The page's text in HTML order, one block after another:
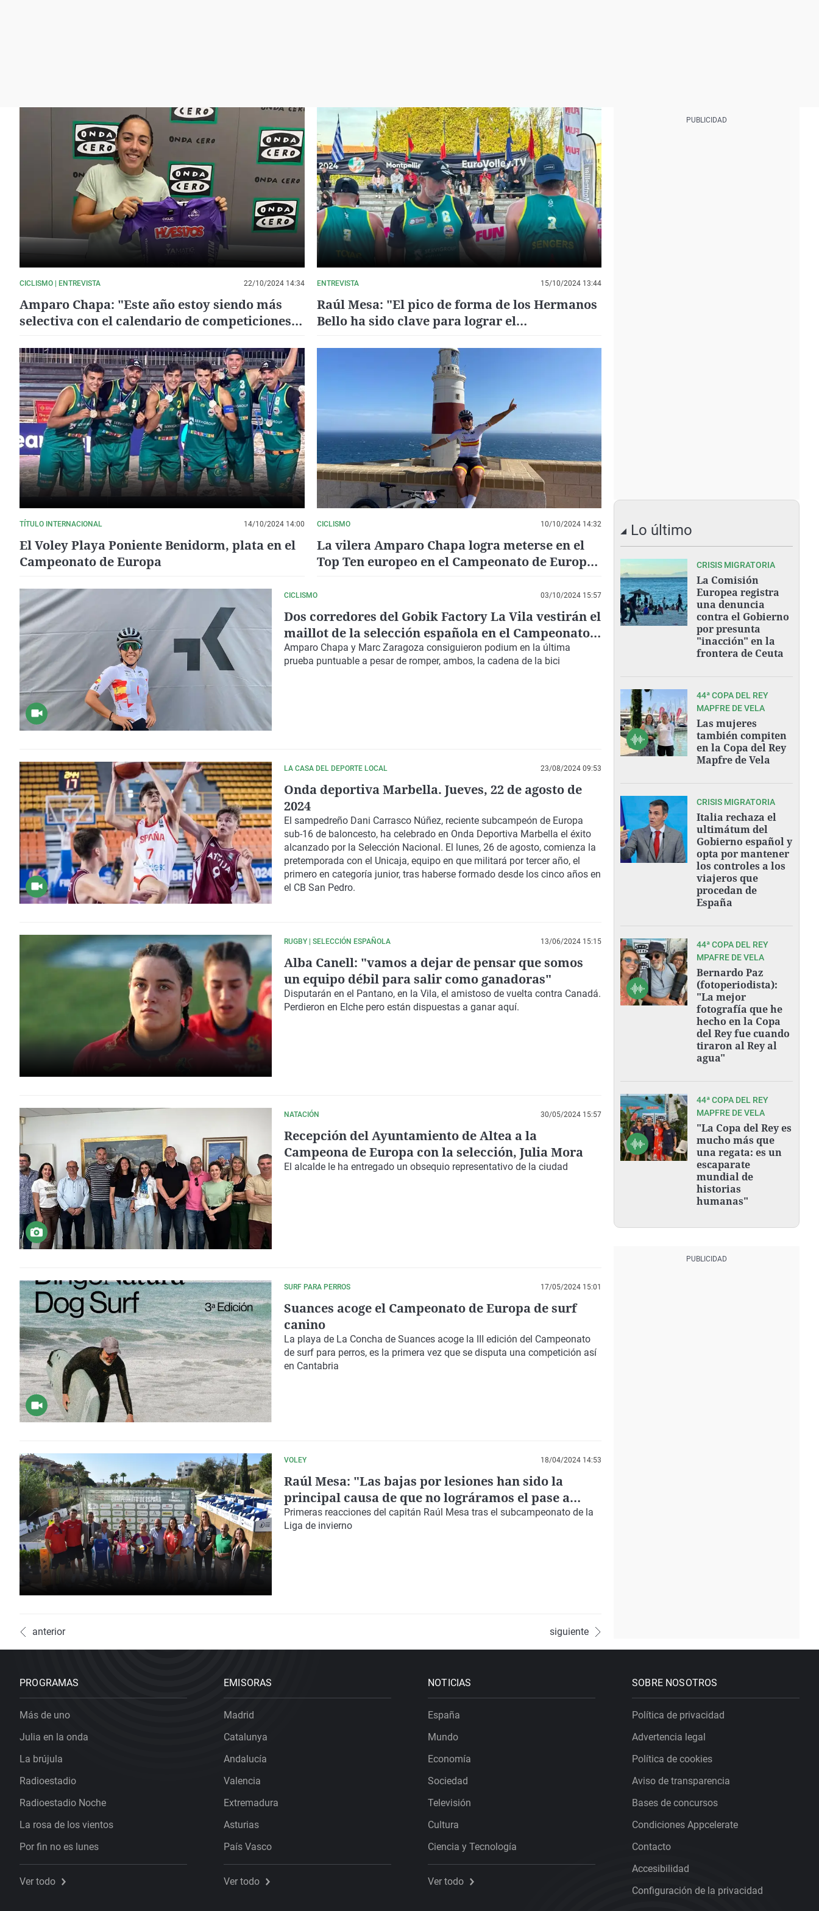
CICLISMO | ENTREVISTA 22/10/2024 14:34
Amparo Chapa: "Este año estoy siendo más
selectiva con el calendario de competiciones y
ENTREVISTA 15/10/2024 13:44
Raúl Mesa: "El pico de forma de los Hermanos
Bello ha sido clave para lograr el
TÍTULO INTERNACIONAL 14/10/2024 14:00
El Voley Playa Poniente Benidorm, plata en el
Campeonato de Europa
CICLISMO 10/10/2024 14:32
La vilera Amparo Chapa logra meterse en el
Top Ten europeo en el Campeonato de Europa
CICLISMO 03/10/2024 15:57
Dos corredores del Gobik Factory La Vila vestirán el
maillot de la selección española en el Campeonato
de Europa
Amparo Chapa y Marc Zaragoza consiguieron podium en la última
prueba puntuable a pesar de romper, ambos, la cadena de la bici
LA CASA DEL DEPORTE LOCAL 23/08/2024 09:53
Onda deportiva Marbella. Jueves, 22 de agosto de
2024
El sampedreño Dani Carrasco Núñez, reciente subcampeón de Europa
sub-16 de baloncesto, ha celebrado en Onda Deportiva Marbella el éxito
alcanzado por la Selección Nacional. El lunes, 26 de agosto, comienza la
pretemporada con el Unicaja, equipo en que militará por tercer año, el
primero en categoría junior, tras haberse formado desde los cinco años en
el CB San Pedro.
RUGBY | SELECCIÓN ESPAÑOLA 13/06/2024 15:15
Alba Canell: "vamos a dejar de pensar que somos
un equipo débil para salir como ganadoras"
Disputarán en el Pantano, en la Vila, el amistoso de vuelta contra Canadá.
Perdieron en Elche pero están dispuestas a ganar aquí.
NATACIÓN 30/05/2024 15:57
Recepción del Ayuntamiento de Altea a la
Campeona de Europa con la selección, Julia Mora
El alcalde le ha entregado un obsequio representativo de la ciudad
SURF PARA PERROS 17/05/2024 15:01
Suances acoge el Campeonato de Europa de surf
canino
La playa de La Concha de Suances acoge la III edición del Campeonato
de surf para perros, es la primera vez que se disputa una competición así
en Cantabria
VOLEY 18/04/2024 14:53
Raúl Mesa: "Las bajas por lesiones han sido la
principal causa de que no lográramos el pase a
Europa"
Primeras reacciones del capitán Raúl Mesa tras el subcampeonato de la
Liga de invierno
anterior siguiente
Lo último
CRISIS MIGRATORIA
La Comisión
Europea registra
una denuncia
contra el Gobierno
por presunta
"inacción" en la
frontera de Ceuta
44ª COPA DEL REY
MAPFRE DE VELA
Las mujeres
también compiten
en la Copa del Rey
Mapfre de Vela
CRISIS MIGRATORIA
Italia rechaza el
ultimátum del
Gobierno español y
opta por mantener
los controles a los
viajeros que
procedan de
España
44ª COPA DEL REY
MPAFRE DE VELA
Bernardo Paz
(fotoperiodista):
"La mejor
fotografía que he
hecho en la Copa
del Rey fue cuando
tiraron al Rey al
agua"
44ª COPA DEL REY
MAPFRE DE VELA
"La Copa del Rey es
mucho más que
una regata: es un
escaparate
mundial de
historias
humanas"
PROGRAMAS
Más de uno
Julia en la onda
La brújula
Radioestadio
Radioestadio Noche
La rosa de los vientos
Por fin no es lunes
Ver todo
EMISORAS
Madrid
Catalunya
Andalucía
Valencia
Extremadura
Asturias
País Vasco
Ver todo
NOTICIAS
España
Mundo
Economía
Sociedad
Televisión
Cultura
Ciencia y Tecnología
Ver todo
SOBRE NOSOTROS
Política de privacidad
Advertencia legal
Política de cookies
Aviso de transparencia
Bases de concursos
Condiciones Appcelerate
Contacto
Accesibilidad
Configuración de la privacidad